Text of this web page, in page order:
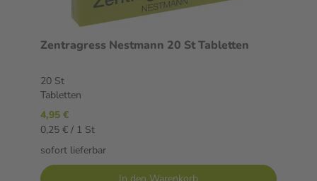
Zentragress Nestmann 20 St Tabletten
20 St
Tabletten
4,95 €
0,25 € / 1 St
sofort lieferbar
In den Warenkorb